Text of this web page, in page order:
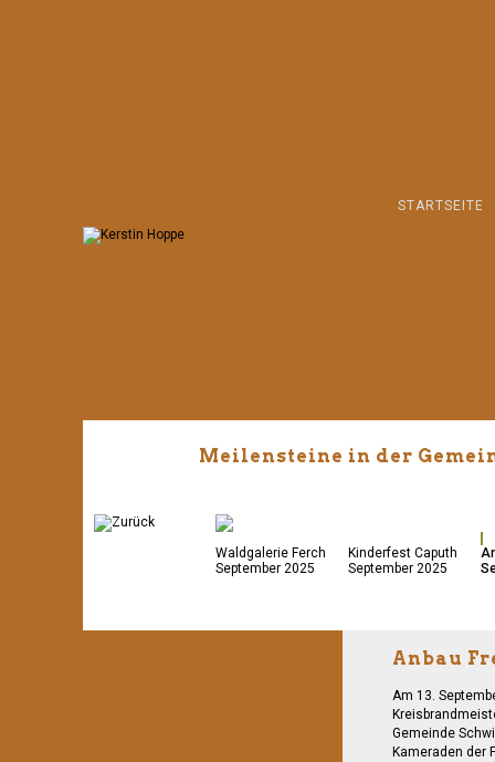
STARTSEITE
Meilensteine in der
Waldgalerie Ferch
September 2025
Kinderfest Caputh
September 2025
Anbau
Am 13.
Gemeinde
Kameraden der